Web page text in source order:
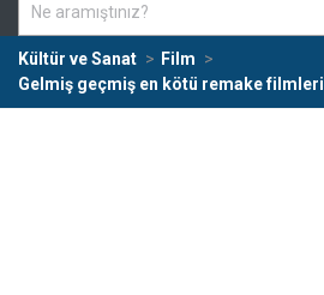
Kültür ve Sanat
Film
Gelmiş geçmiş en kötü remake filmleri